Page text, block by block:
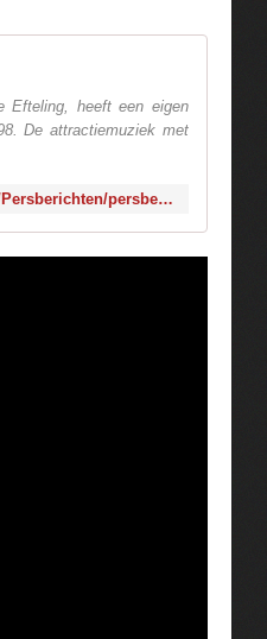
Efteling, heeft een eigen
De attractiemuziek met
http://www.efteling.com/NL/Over-de-Efteling/Pers-en-Publicaties/Persberichten/persberichten-persberichten/Hardwell-maakt-remix-van-muziek-nieuwe-Efteling-attractie.html